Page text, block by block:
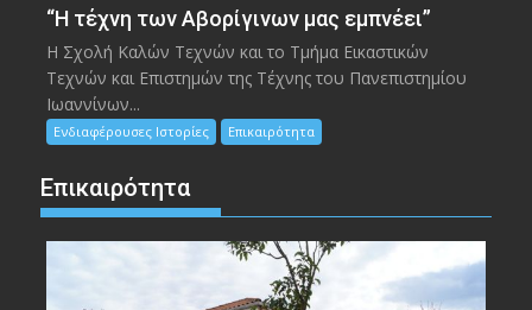
“Η τέχνη των Αβορίγινων μας εμπνέει”
Η Σχολή Καλών Τεχνών και το Τμήμα Εικαστικών
Τεχνών και Επιστημών της Τέχνης του Πανεπιστημίου
Ιωαννίνων...
Ενδιαφέρουσες Ιστορίες Επικαιρότητα
Επικαιρότητα